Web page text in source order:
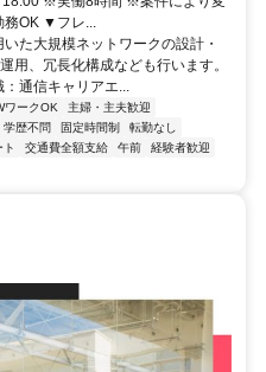
務OK ▼フレ...
た大規模ネットワークの設計・
用、冗長化構成なども行います。
通信キャリアエ...
ワークOK
主婦・主夫歓迎
学歴不問 固定時間制
転勤なし
ト 交通費全額支給 午前
経験者歓迎